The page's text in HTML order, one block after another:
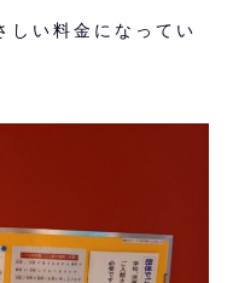
しい料金になってい